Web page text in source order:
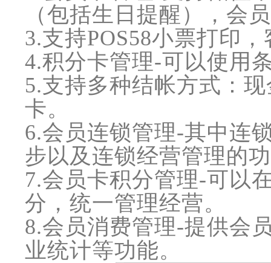
（包括生日提醒），会
3.支持POS58小票打印
4.积分卡管理-可以使用
5.支持多种结帐方式：
卡。
6.会员连锁管理-其中连
步以及连锁经营管理的
7.会员卡积分管理-可以
分，统一管理经营。
8.会员消费管理-提供会
业统计等功能。